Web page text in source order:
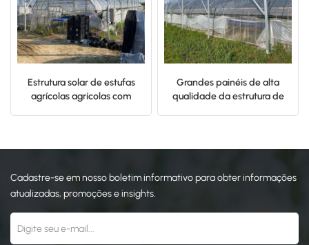
español
português
العربية
Estrutura solar de estufas
agrícolas agrícolas com
Grandes painéis de alta
qualidade da estrutura de
Cadastre-se em nosso boletim informativo para obter informações
atualizadas, promoções e insights.